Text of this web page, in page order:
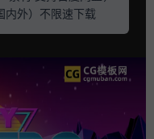
内外）不限速下载